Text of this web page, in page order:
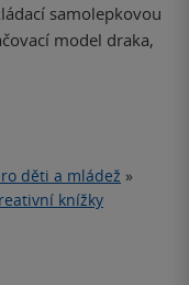
samolepkovou
model draka,
děti a mládež »
knížky